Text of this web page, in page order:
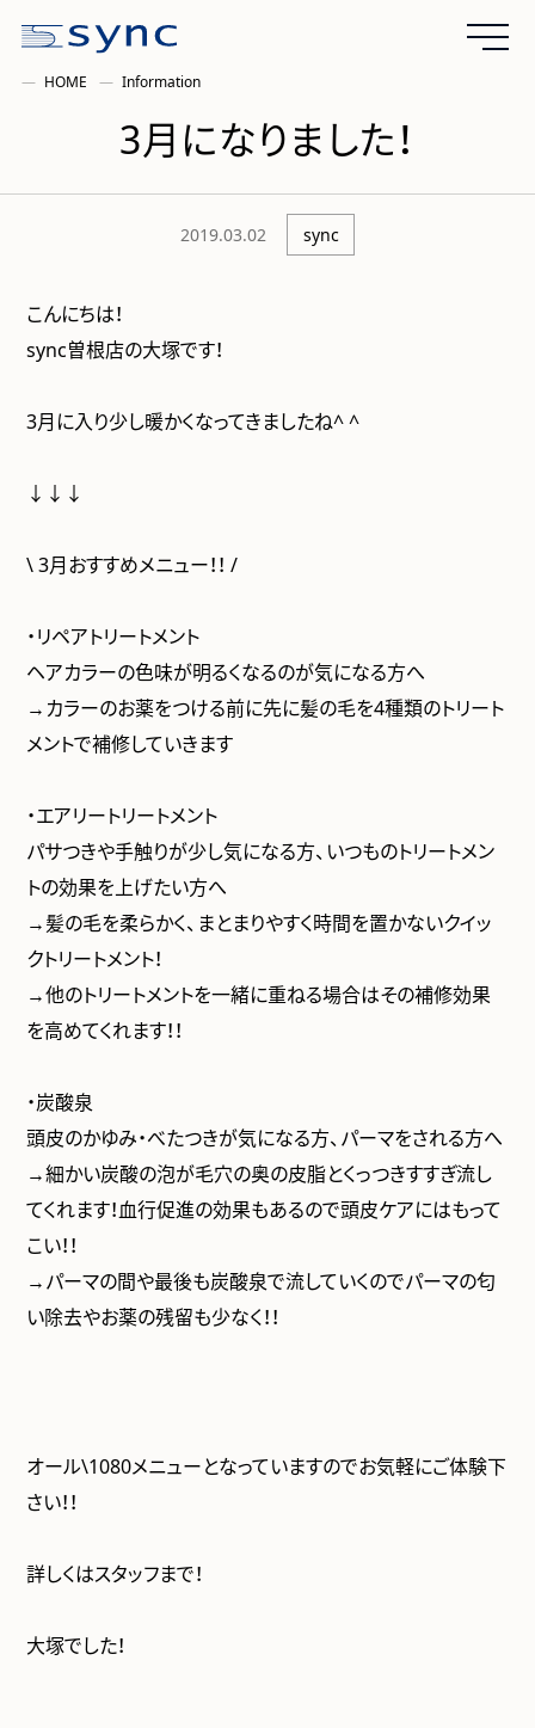
HOME Information
3月になりました！
2019.03.02 sync
こんにちは！
sync曽根店の大塚です！
3月に入り少し暖かくなってきましたね^ ^
↓↓↓
\ 3月おすすめメニュー！！ /
・リペアトリートメント
ヘアカラーの色味が明るくなるのが気になる方へ
→カラーのお薬をつける前に先に髪の毛を4種類のトリート
メントで補修していきます
・エアリートリートメント
パサつきや手触りが少し気になる方、いつものトリートメン
トの効果を上げたい方へ
→髪の毛を柔らかく、まとまりやすく時間を置かないクイッ
クトリートメント！
→他のトリートメントを一緒に重ねる場合はその補修効果
を高めてくれます！！
・炭酸泉
頭皮のかゆみ・べたつきが気になる方、パーマをされる方へ
→細かい炭酸の泡が毛穴の奥の皮脂とくっつきすすぎ流し
てくれます！血行促進の効果もあるので頭皮ケアにはもって
こい！！
→パーマの間や最後も炭酸泉で流していくのでパーマの匂
い除去やお薬の残留も少なく！！
オール\1080メニューとなっていますのでお気軽にご体験下
さい！！
詳しくはスタッフまで！
大塚でした！